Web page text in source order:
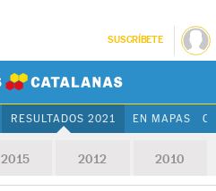
SUSCRÍBETE
RESULTADOS 2021 EN MAPAS
2015 2012 2010